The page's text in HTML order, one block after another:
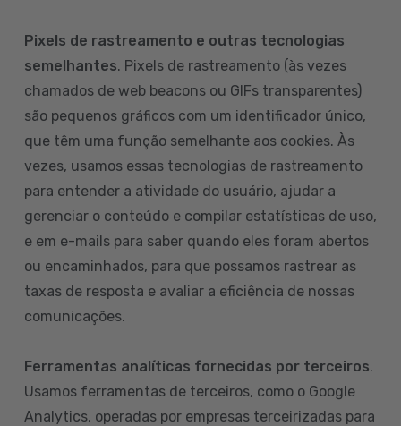
Pixels de rastreamento e outras tecnologias
semelhantes. Pixels de rastreamento (às vezes
chamados de web beacons ou GIFs transparentes)
são pequenos gráficos com um identificador único,
que têm uma função semelhante aos cookies. Às
vezes, usamos essas tecnologias de rastreamento
para entender a atividade do usuário, ajudar a
gerenciar o conteúdo e compilar estatísticas de uso,
e em e-mails para saber quando eles foram abertos
ou encaminhados, para que possamos rastrear as
taxas de resposta e avaliar a eficiência de nossas
comunicações.
Ferramentas analíticas fornecidas por terceiros.
Usamos ferramentas de terceiros, como o Google
Analytics, operadas por empresas terceirizadas para